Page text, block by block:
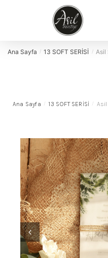
Ana Sayfa / 13 SOFT SERİSİ / Asil
Ana Sayfa / 13 SOFT SERİSİ /